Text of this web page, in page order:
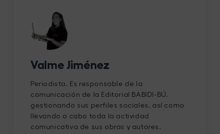
Valme Jiménez
Periodista. Es responsable de la
comunicación de la Editorial BABIDI-BÚ,
gestionando sus perfiles sociales, así como
llevando a cabo toda la actividad
comunicativa de sus obras y autores.